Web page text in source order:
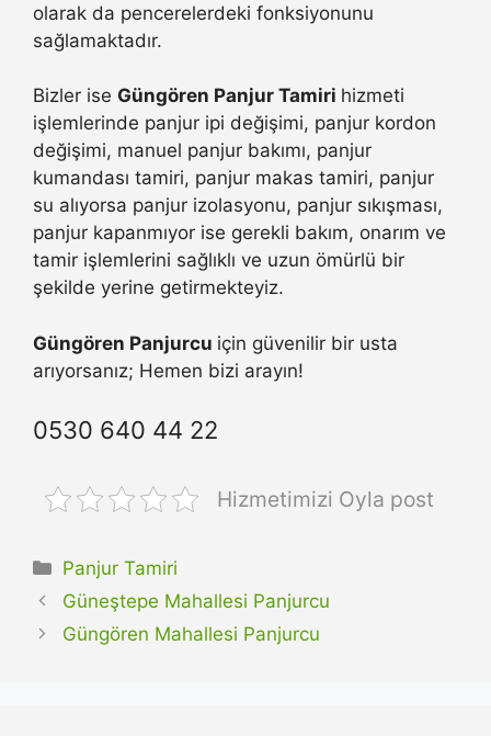
olarak da pencerelerdeki fonksiyonunu
sağlamaktadır.
Bizler ise Güngören Panjur Tamiri hizmeti
işlemlerinde panjur ipi değişimi, panjur kordon
değişimi, manuel panjur bakımı, panjur
kumandası tamiri, panjur makas tamiri, panjur
su alıyorsa panjur izolasyonu, panjur sıkışması,
panjur kapanmıyor ise gerekli bakım, onarım ve
tamir işlemlerini sağlıklı ve uzun ömürlü bir
şekilde yerine getirmekteyiz.
Güngören Panjurcu için güvenilir bir usta
arıyorsanız; Hemen bizi arayın!
0530 640 44 22
Hizmetimizi Oyla post
Kategoriler
Panjur Tamiri
Güneştepe Mahallesi Panjurcu
Güngören Mahallesi Panjurcu